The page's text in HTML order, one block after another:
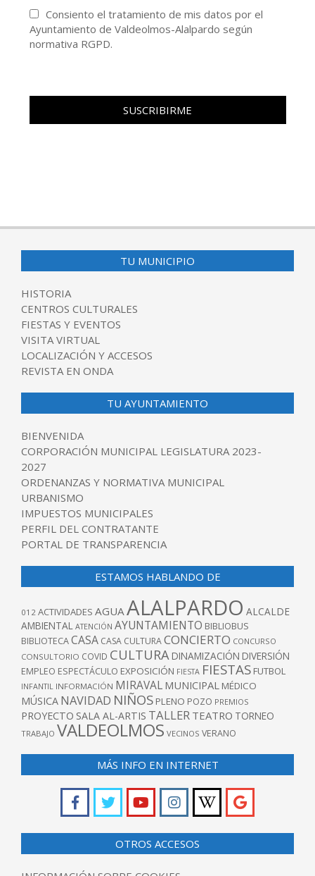
Consiento el tratamiento de mis datos por el
Ayuntamiento de Valdeolmos-Alalpardo según
normativa RGPD.
TU MUNICIPIO
HISTORIA
CENTROS CULTURALES
FIESTAS Y EVENTOS
VISITA VIRTUAL
LOCALIZACIÓN Y ACCESOS
REVISTA EN ONDA
TU AYUNTAMIENTO
BIENVENIDA
CORPORACIÓN MUNICIPAL LEGISLATURA 2023-
2027
ORDENANZAS Y NORMATIVA MUNICIPAL
URBANISMO
IMPUESTOS MUNICIPALES
PERFIL DEL CONTRATANTE
PORTAL DE TRANSPARENCIA
ESTAMOS HABLANDO DE
012 ACTIVIDADES AGUAALALPARDO ALCALDE
AMBIENTAL ATENCIÓN AYUNTAMIENTO BIBLIOBUS
BIBLIOTECACASA CASA CULTURACONCIERTO CONCURSO
CONSULTORIO COVID CULTURA DINAMIZACIÓN DIVERSIÓN
EMPLEO ESPECTÁCULO EXPOSICIÓN FIESTA FIESTAS FUTBOL
INFANTIL INFORMACIÓN MIRAVAL MUNICIPAL MÉDICO
MÚSICA NAVIDAD NIÑOS PLENO POZO PREMIOS
PROYECTO SALA AL-ARTIS TALLER TEATRO TORNEO
TRABAJO VALDEOLMOS VECINOS VERANO
MÁS INFO EN INTERNET
OTROS ACCESOS